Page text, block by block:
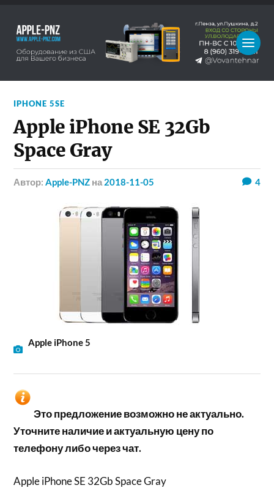
IPHONE 5SE
Apple iPhone SE 32Gb
Space Gray
Автор:Apple-PNZ на 2018-11-05 4
Apple iPhone 5
Это предложение возможно не актуально.
Уточните наличие и актуальную цену по
телефону либо через чат.
Apple iPhone SE 32Gb Space Gray